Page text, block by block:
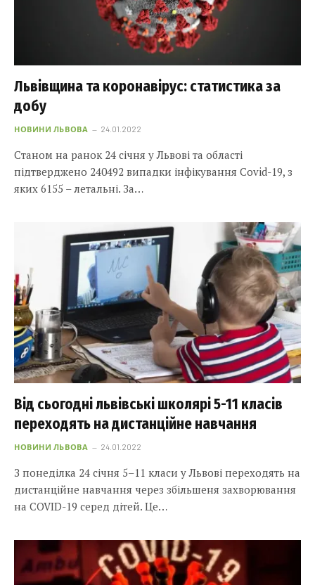
Львівщина та коронавірус: статистика за
добу
НОВИНИ ЛЬВОВА 24.01.2022
Станом на ранок 24 січня у Львові та області
підтверджено 240492 випадки інфікування Covid-19, з
яких 6155 – летальні. За…
Від сьогодні львівські школярі 5-11 класів
переходять на дистанційне навчання
НОВИНИ ЛЬВОВА 24.01.2022
З понеділка 24 січня 5–11 класи у Львові переходять на
дистанційне навчання через збільшеня захворювання
на COVID-19 серед дітей. Це…